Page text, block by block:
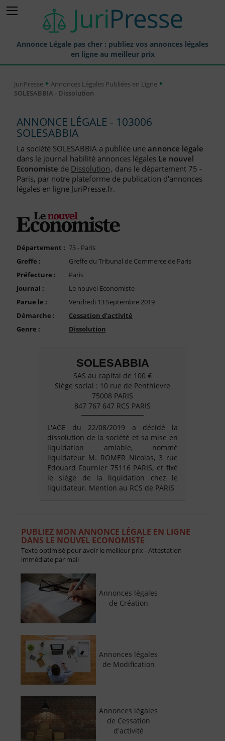
Annonce Légale pas cher : publiez vos annonces légales
en ligne au meilleur prix
Annonces Légales Publiées
Journaux Habilités (JAL) Annonces Légales
Départements pour la Publication d'Annonces Légales
Liste des Greffes
Liste des CCI
FAQ
Nous Contacter
Compte PRO
JuriPresse
Annonces Légales Publiées en Ligne
SOLESABBIA - Dissolution
ANNONCE LÉGALE - 103006
SOLESABBIA
La société SOLESABBIA a publiée une annonce légale
dans le journal habilité annonces légales Le nouvel
Economiste de Dissolution, dans le département 75 -
Paris, par notre plateforme de publication d'annonces
légales en ligne JuriPresse.fr.
Département : 75 - Paris
Greffe :
Greffe du Tribunal de Commerce de Paris
Préfecture :
Paris
Journal :
Le nouvel Economiste
Parue le :
Vendredi 13 Septembre 2019
Démarche :
Cessation d'activité
Genre :
Dissolution
SOLESABBIA
SAS au capital de 100 €
Siège social : 10 rue de Penthievre
75008 PARIS
847 767 647 RCS PARIS
L'AGE du 22/08/2019 a décidé la
dissolution de la société et sa mise en
liquidation amiable, nommé
liquidateur M. ROMER Nicolas, 3 rue
Edouard Fournier 75116 PARIS, et fixé
le siège de la liquidation chez le
liquidateur. Mention au RCS de PARIS
PUBLIEZ MON ANNONCE LÉGALE EN LIGNE
DANS LE NOUVEL ECONOMISTE
Texte optimisé pour avoir le meilleur prix - Attestation
immédiate par mail
Annonces légales
de Création
Annonces légales
de Modification
Annonces légales
de Cessation
d'activité